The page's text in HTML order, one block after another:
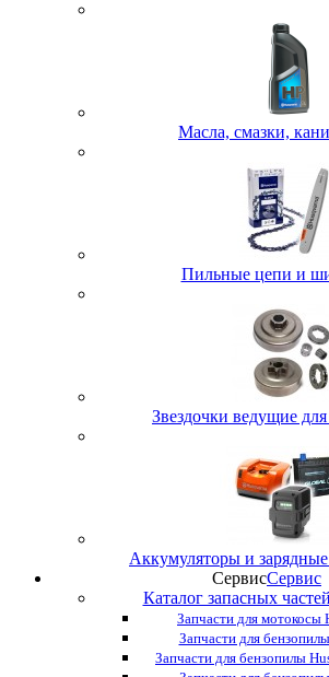
Масла, смазки,
Пильные цепи и
Звездочки ведущие
Аккумуляторы и
СервисСервис
Каталог запасных
Запчасти для мотокосы
Запчасти для
Запчасти для бензопилы